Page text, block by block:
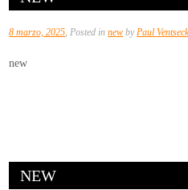
8 marzo, 2025 , Posted innew by Paul
new
NEW